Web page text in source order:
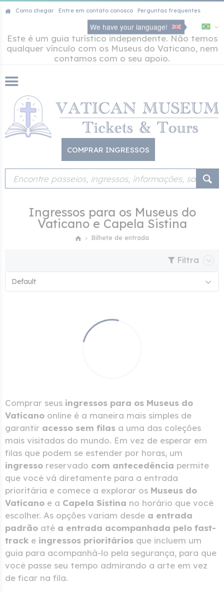
Como chegar Entre em contato conosco Perguntas frequentes
We have your language!
Este é um guia turístico independente. Não temos
qualquer vínculo com os Museus do Vaticano, nem
contamos com o seu apoio.
COMPRAR INGRESSOS
Ingressos para os Museus do
Vaticano e Capela Sistina
Bilhete de entrada
Filtra
Default
Comprar seus ingressos para os Museus do
Vaticano online é a maneira mais simples de
garantir acesso sem filas a uma das coleções
mais visitadas do mundo. Em vez de esperar em
filas que podem se estender por horas, um
ingresso reservado com antecedência permite
que você vá diretamente para a entrada
prioritária e comece a explorar os Museus do
Vaticano e a Capela Sistina no horário que você
escolher. As opções variam desde a entrada
padrão até a entrada acompanhada pelo fast-
track e ingressos prioritários que incluem um
guia para acompanhá-lo pela segurança, para que
você passe seu tempo admirando a arte em vez
de ficar na fila.